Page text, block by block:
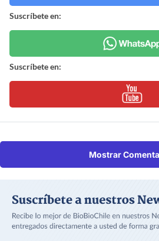
Suscríbete en:
Suscríbete en:
Mostrar